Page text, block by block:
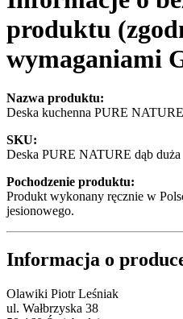
produktu
wymaganiami
Nazwa produktu:
Deska kuchenna PURE NATURE
SKU:
Deska PURE NATURE dąb duża
Pochodzenie produktu:
Produkt wykonany ręcznie w
jesionowego.
Informacja o
Olawiki Piotr Leśniak
ul. Wałbrzyska 38